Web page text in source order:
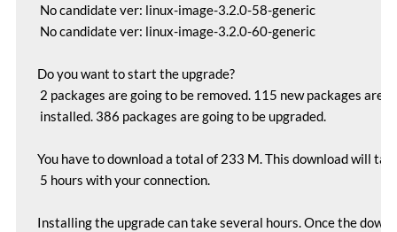
No candidate ver: linux-image-3.2.0-58-generic
No candidate ver: linux-image-3.2.0-60-generic
Do you want to start the upgrade?
2 packages are going to be removed. 115 new packages are
installed. 386 packages are going to be upgraded.
You have to download a total of 233 M. This download will
5 hours with your connection.
Installing the upgrade can take several hours. Once the